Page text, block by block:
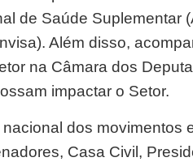
de Saúde Suplementar
Além disso,
na Câmara dos
impactar o Setor.
dos movimentos
Casa Civil,